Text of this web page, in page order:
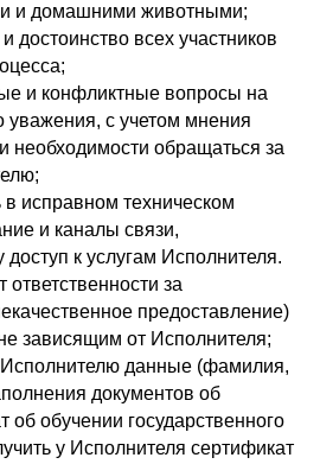
и домашними животными;
достоинство всех участников
и конфликтные вопросы на
уважения, с учетом мнения
необходимости обращаться за
исправном техническом
и каналы связи,
к услугам Исполнителя.
ответственности за
предоставление)
зависящим от Исполнителя;
Исполнителю данные (фамилия,
документов об
об обучении государственного
у Исполнителя сертификат